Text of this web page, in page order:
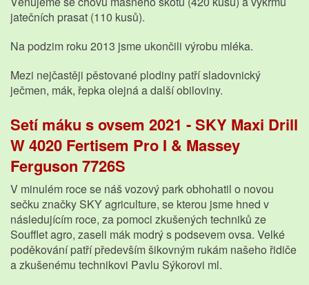
jatečních prasat (110 kusů).
Na podzim roku 2013 jsme ukončili výrobu mléka.
Mezi nejčastěji pěstované plodiny patří sladovnický
ječmen, mák, řepka olejná a další obiloviny.
Setí máku s ovsem 2021 - SKY Maxi Drill
W 4020 Fertisem Pro I & Massey
Ferguson 7726S
V minulém roce se náš vozový park obhohatil o novou
sečku značky SKY agriculture, se kterou jsme hned v
následujícím roce, za pomoci zkušených techniků ze
Soufflet agro, zaseli mák modrý s podsevem ovsa. Velké
poděkování patří především šikovným rukám našeho řidiče
a zkušenému technikovi Pavlu Sýkorovi ml.